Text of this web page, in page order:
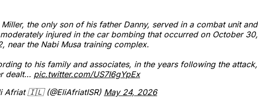
the only son of his father Danny, served in a combat unit and
injured in the car bombing that occurred on October 30,
near the Nabi Musa training complex.
to his family and associates, in the years following the attack,
dealt… pic.twitter.com/US7I6gYpEx
Afriat 🇮🇱 (@EliAfriatISR) May 24, 2026